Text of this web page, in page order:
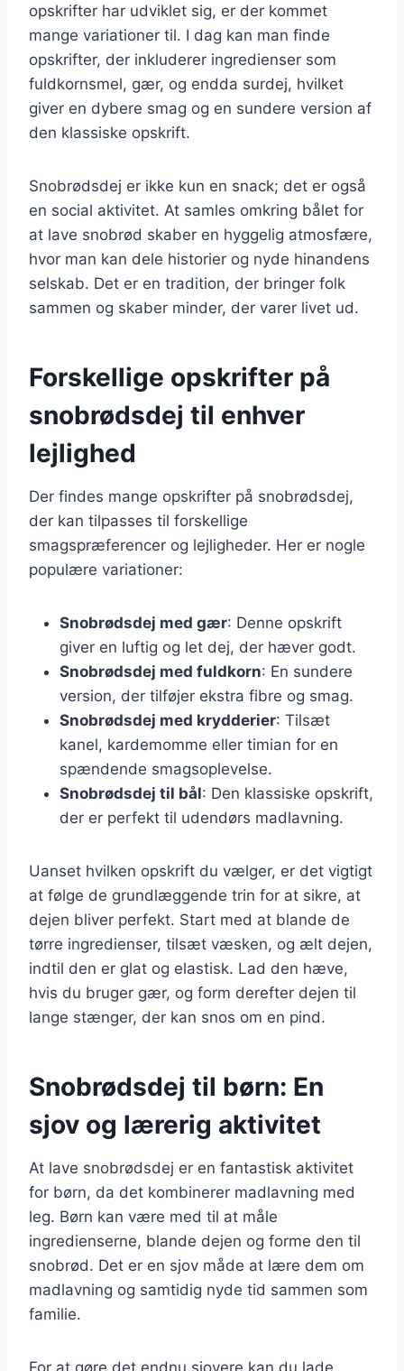
opskrifter har udviklet sig, er der kommet
mange variationer til. I dag kan man finde
opskrifter, der inkluderer ingredienser som
fuldkornsmel, gær, og endda surdej, hvilket
giver en dybere smag og en sundere version af
den klassiske opskrift.
Snobrødsdej er ikke kun en snack; det er også
en social aktivitet. At samles omkring bålet for
at lave snobrød skaber en hyggelig atmosfære,
hvor man kan dele historier og nyde hinandens
selskab. Det er en tradition, der bringer folk
sammen og skaber minder, der varer livet ud.
Forskellige opskrifter på
snobrødsdej til enhver
lejlighed
Der findes mange opskrifter på snobrødsdej,
der kan tilpasses til forskellige
smagspræferencer og lejligheder. Her er nogle
populære variationer:
Snobrødsdej med gær: Denne opskrift
giver en luftig og let dej, der hæver godt.
Snobrødsdej med fuldkorn: En sundere
version, der tilføjer ekstra fibre og smag.
Snobrødsdej med krydderier: Tilsæt
kanel, kardemomme eller timian for en
spændende smagsoplevelse.
Snobrødsdej til bål: Den klassiske opskrift,
der er perfekt til udendørs madlavning.
Uanset hvilken opskrift du vælger, er det vigtigt
at følge de grundlæggende trin for at sikre, at
dejen bliver perfekt. Start med at blande de
tørre ingredienser, tilsæt væsken, og ælt dejen,
indtil den er glat og elastisk. Lad den hæve,
hvis du bruger gær, og form derefter dejen til
lange stænger, der kan snos om en pind.
Snobrødsdej til børn: En
sjov og lærerig aktivitet
At lave snobrødsdej er en fantastisk aktivitet
for børn, da det kombinerer madlavning med
leg. Børn kan være med til at måle
ingredienserne, blande dejen og forme den til
snobrød. Det er en sjov måde at lære dem om
madlavning og samtidig nyde tid sammen som
familie.
For at gøre det endnu sjovere kan du lade